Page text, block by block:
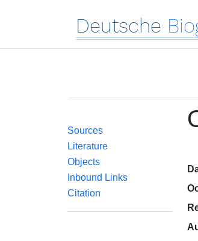
Deutsche
Sources
Literature
Objects
Inbound Links
Citation